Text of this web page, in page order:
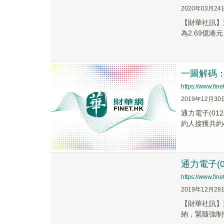
2020年03月24
【財華社訊
為2.69億港
一圖解碼
https://
2019年12月30
通力電子
約人接獲共
通力電子
https://
2019年12月28
【財華社訊
納，緊隨強